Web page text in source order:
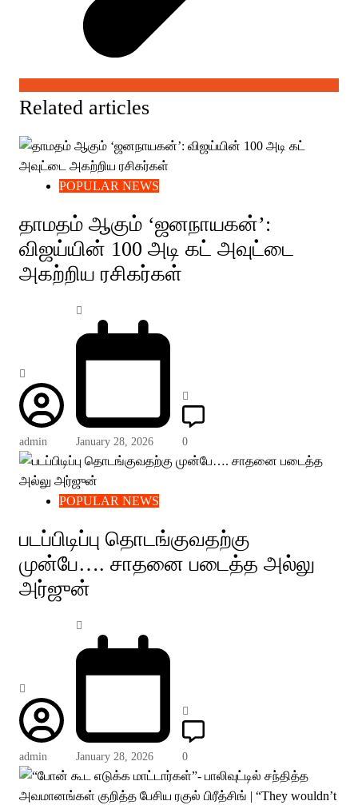
Related articles
POPULAR NEWS
தாமதம் ஆகும் ‘ஜனநாயகன்’:
விஜய்யின் 100 அடி கட் அவுட்டை
அகற்றிய ரசிகர்கள்
admin January 28, 2026 0
POPULAR NEWS
படப்பிடிப்பு தொடங்குவதற்கு
முன்பே…. சாதனை படைத்த அல்லு
அர்ஜுன்
admin January 28, 2026 0